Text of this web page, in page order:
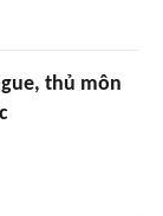
thủ môn